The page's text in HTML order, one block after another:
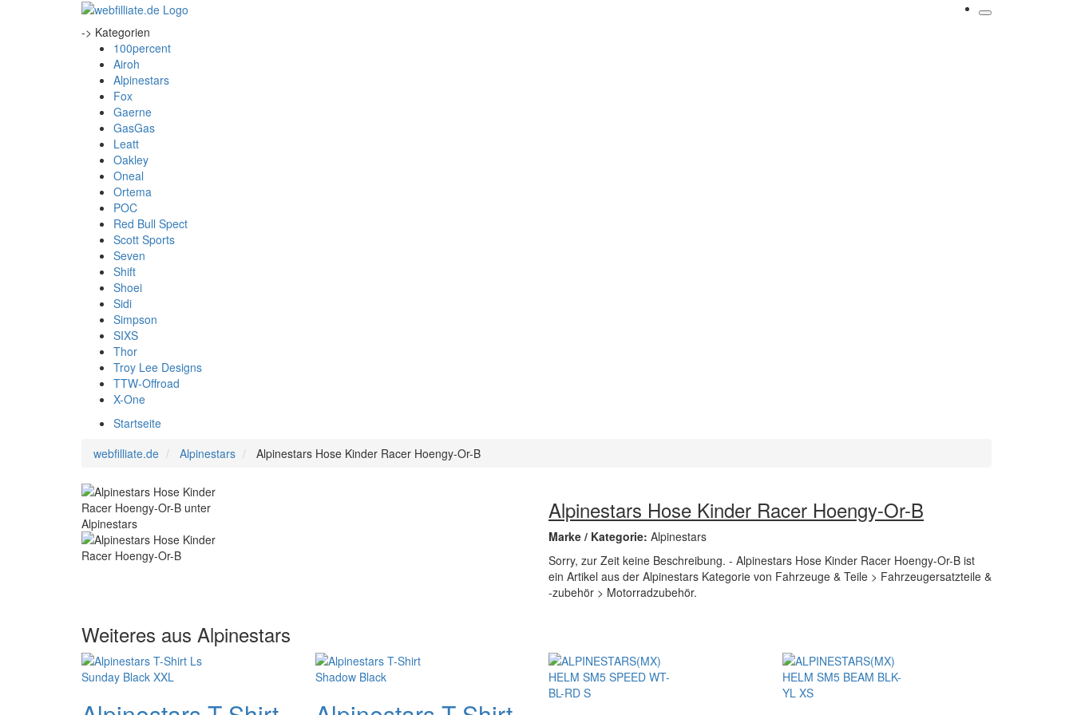
-> Kategorien
100percent
Airoh
Alpinestars
Fox
Gaerne
GasGas
Leatt
Oakley
Oneal
Ortema
POC
Red Bull Spect
Scott Sports
Seven
Shift
Shoei
Sidi
Simpson
SIXS
Thor
Troy Lee Designs
TTW-Offroad
X-One
Startseite
webfilliate.de
Alpinestars Alpinestars Hose Kinder Racer Hoengy-Or-B
Alpinestars Hose Kinder Racer Hoengy-Or-B
Marke / Kategorie: Alpinestars
Sorry, zur Zeit keine Beschreibung. - Alpinestars Hose Kinder Racer Hoengy-Or-B ist
ein Artikel aus der Alpinestars Kategorie von Fahrzeuge & Teile > Fahrzeugersatzteile &
-zubehör > Motorradzubehör.
Weiteres aus Alpinestars